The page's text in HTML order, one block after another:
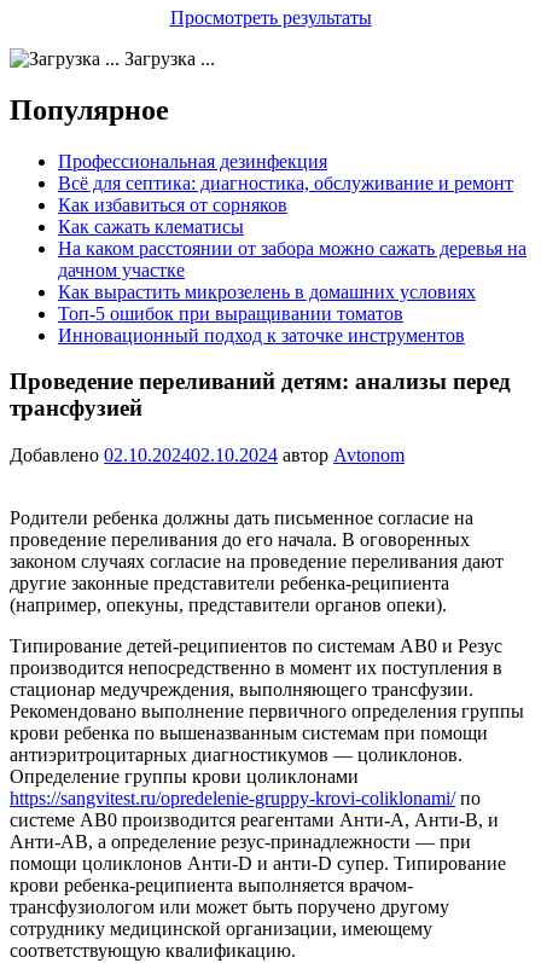
Просмотреть результаты
Загрузка ...
Популярное
Профессиональная дезинфекция
Всё для септика: диагностика, обслуживание и ремонт
Как избавиться от сорняков
Как сажать клематисы
На каком расстоянии от забора можно сажать деревья на
дачном участке
Как вырастить микрозелень в домашних условиях
Топ-5 ошибок при выращивании томатов
Инновационный подход к заточке инструментов
Проведение переливаний детям: анализы перед
трансфузией
Добавлено 02.10.202402.10.2024 автор Avtonom
Родители ребенка должны дать письменное согласие на
проведение переливания до его начала. В оговоренных
законом случаях согласие на проведение переливания дают
другие законные представители ребенка-реципиента
(например, опекуны, представители органов опеки).
Типирование детей-реципиентов по системам AB0 и Резус
производится непосредственно в момент их поступления в
стационар медучреждения, выполняющего трансфузии.
Рекомендовано выполнение первичного определения группы
крови ребенка по вышеназванным системам при помощи
антиэритроцитарных диагностикумов — цоликлонов.
Определение группы крови цоликлонами
https://sangvitest.ru/opredelenie-gruppy-krovi-coliklonami/по
системе AB0 производится реагентами Анти-A, Анти-B, и
Анти-AB, а определение резус-принадлежности — при
помощи цоликлонов Анти-D и анти-D супер. Типирование
крови ребенка-реципиента выполняется врачом-
трансфузиологом или может быть поручено другому
сотруднику медицинской организации, имеющему
соответствующую квалификацию.